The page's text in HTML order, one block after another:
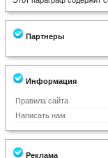
Партнеры
Информация
Правила сайта
Написать нам
Реклама